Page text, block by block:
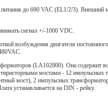
до 690 VAC (EL1/2/3). Внешний
сигнал +/-1000 VDC.
возбуждения двигателя
(LA102800). Она содержит
мостами - 12 импульсных
мост), 2 импульсных
устанавливается на DIN - рейку.